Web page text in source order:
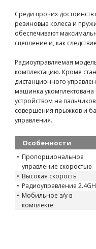
Среди прочих
резиновые колеса и
обеспечивают
сцепление и, как
Радиоуправляемая
комплектацию. Кроме
дистанционного
машинка
устройством на
совершения прыжков и
управления.
Особенности
Пропорциональное
управление скоростью
Высокая скорость
Радиоуправление
Мобильное з/у в
комплекте